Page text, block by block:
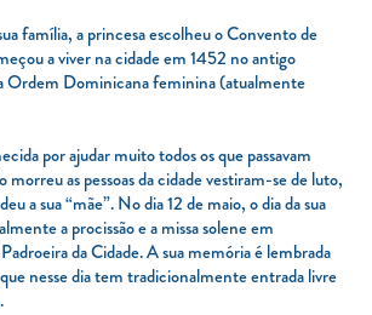
família, a princesa escolheu o Convento de
a viver na cidade em 1452 no antigo
Ordem Dominicana feminina (atualmente
por ajudar muito todos os que passavam
morreu as pessoas da cidade vestiram-se de luto,
a sua “mãe”. No dia 12 de maio, o dia da sua
a procissão e a missa solene em
da Cidade. A sua memória é lembrada
nesse dia tem tradicionalmente entrada livre